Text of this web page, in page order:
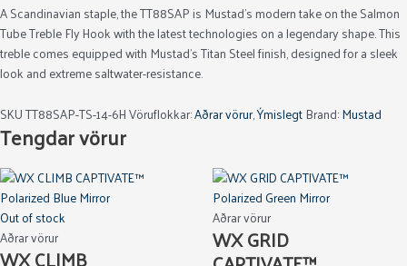
A Scandinavian staple, the TT88SAP is Mustad’s modern take on the Salmon
Tube Treble Fly Hook with the latest technologies on a legendary shape. This
treble comes equipped with Mustad’s Titan Steel finish, designed for a sleek
look and extreme saltwater-resistance.
SKUTT88SAP-TS-14-6HVöruflokkar:Aðrar vörur,ÝmislegtBrand:Mustad
Tengdar vörur
Out of stock
Aðrar vörur
Aðrar vörur
WX GRID